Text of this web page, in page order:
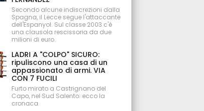
Secondo alcune indiscrezioni dalla
Spagna, il Lecce segue l'attaccante
dell'Espanyol. Sul classe 2003 c'è
una clausola rescissoria da due
milioni di euro.
LADRI A "COLPO" SICURO:
ripuliscono una casa di un
appassionato di armi. VIA
CON 7 FUCILI
Furto mirato a Castrignano del
Capo, nel Sud Salento: ecco la
cronaca